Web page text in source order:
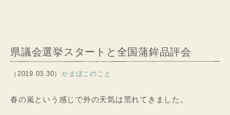
県議会選挙スタートと全国蒲鉾品評会
（2019.03.30） かまぼこのこと
春の嵐という感じで外の天気は荒れてきました。